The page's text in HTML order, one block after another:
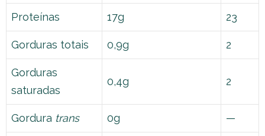
Proteínas 17g 23
Gorduras totais 0,9g 2
Gorduras
saturadas
0,4g 2
Gordura trans 0g —